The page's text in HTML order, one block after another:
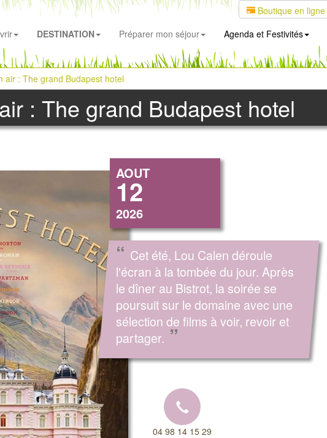
Boutique en ligne
DESTINATION Préparer mon séjour Agenda et Festivités
air : The grand Budapest hotel
: The grand Budapest hotel
AOUT
12
2026
“ Cet été, Lou Calen déroule
l'écran à la tombée du jour. Après
le dîner au Bistrot, la soirée se
poursuit sur le domaine avec une
sélection de films à voir, revoir et
partager. ”
04 98 14 15 29